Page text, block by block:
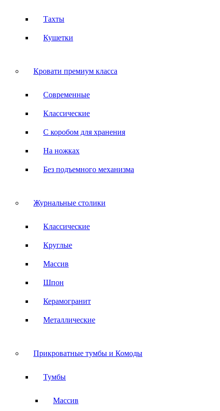
Тахты
Кушетки
Кровати премиум класса
Современные
Классические
С коробом для хранения
На ножках
Без подъемного механизма
Журнальные столики
Классические
Круглые
Массив
Шпон
Керамогранит
Металлические
Прикроватные тумбы и Комоды
Тумбы
Массив